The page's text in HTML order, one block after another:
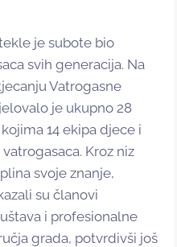
je subote bio
svih generacija. Na
Vatrogasne
je ukupno 28
14 ekipa djece i
Kroz niz
svoje znanje,
su članovi
i profesionalne
grada, potvrdivši još